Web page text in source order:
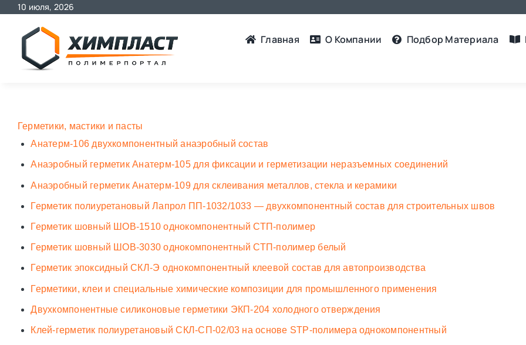
Skip
content
10 июля, 2026
Главная О Компании Подбор Материалa
Герметики, мастики и пасты
Анатерм-106 двухкомпонентный анаэробный состав
Анаэробный герметик Анатерм-105 для фиксации и герметизации неразъемных соединений
Анаэробный герметик Анатерм-109 для склеивания металлов, стекла и керамики
Герметик полиуретановый Лапрол ПП-1032/1033 — двухкомпонентный состав для строительных швов
Герметик шовный ШОВ-1510 однокомпонентный СТП-полимер
Герметик шовный ШОВ-3030 однокомпонентный СТП-полимер белый
Герметик эпоксидный СКЛ-Э однокомпонентный клеевой состав для автопроизводства
Герметики, клеи и специальные химические композиции для промышленного применения
Двухкомпонентные силиконовые герметики ЭКП-204 холодного отверждения
Клей-герметик полиуретановый СКЛ-СП-02/03 на основе STP-полимера однокомпонентный